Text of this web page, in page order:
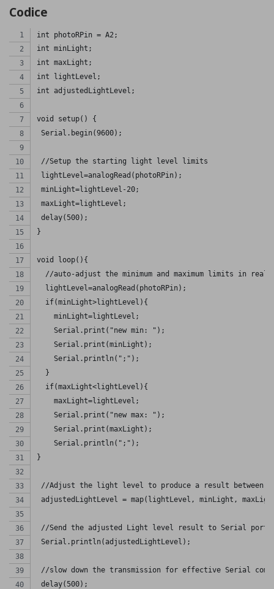
Codice
int photoRPin = A2;
int minLight;
int maxLight;
int lightLevel;
int adjustedLightLevel;
void setup() {
Serial.begin(9600);
//Setup the starting light level limits
lightLevel=analogRead(photoRPin);
minLight=lightLevel-20;
maxLight=lightLevel;
delay(500);
}
void loop(){
//auto-adjust the minimum and maximum limits in real
  lightLevel=analogRead(photoRPin);
  if(minLight>lightLevel){
    minLight=lightLevel;
    Serial.print("new min: ");
    Serial.print(minLight);
    Serial.println(";");
  }
  if(maxLight<lightLevel){
    maxLight=lightLevel;
    Serial.print("new max: ");
    Serial.print(maxLight);
    Serial.println(";");
}
//Adjust the light level to produce a result between 0
adjustedLightLevel = map(lightLevel, minLight,
//Send the adjusted Light level result to Serial port
Serial.println(adjustedLightLevel);
//slow down the transmission for effective Serial
delay(500);